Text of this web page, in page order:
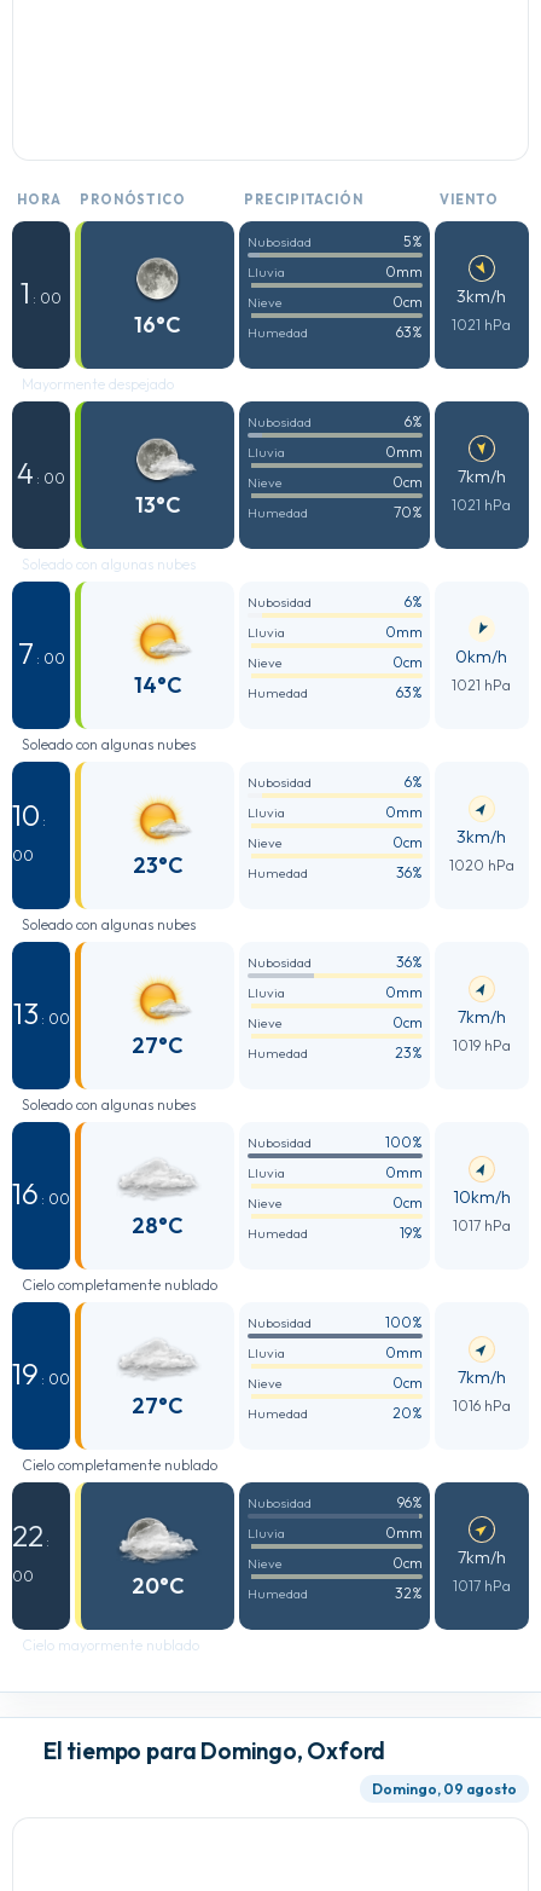
HORA PRONÓSTICO PRECIPITACIÓN VIENTO
1 : 00
16°C
Nubosidad 5%
Lluvia 0mm
Nieve 0cm
Humedad 63%
3km/h
1021 hPa
Mayormente despejado
4 : 00
13°C
Nubosidad 6%
Lluvia 0mm
Nieve 0cm
Humedad 70%
7km/h
1021 hPa
Soleado con algunas nubes
7 : 00
14°C
Nubosidad 6%
Lluvia 0mm
Nieve 0cm
Humedad 63%
0km/h
1021 hPa
Soleado con algunas nubes
10 :
00
23°C
Nubosidad 6%
Lluvia 0mm
Nieve 0cm
Humedad 36%
3km/h
1020 hPa
Soleado con algunas nubes
13 : 00
27°C
Nubosidad 36%
Lluvia 0mm
Nieve 0cm
Humedad 23%
7km/h
1019 hPa
Soleado con algunas nubes
16 : 00
28°C
Nubosidad 100%
Lluvia 0mm
Nieve 0cm
Humedad 19%
10km/h
1017 hPa
Cielo completamente nublado
19 : 00
27°C
Nubosidad 100%
Lluvia 0mm
Nieve 0cm
Humedad 20%
7km/h
1016 hPa
Cielo completamente nublado
22 :
00
20°C
Nubosidad 96%
Lluvia 0mm
Nieve 0cm
Humedad 32%
7km/h
1017 hPa
Cielo mayormente nublado
El tiempo para Domingo, Oxford
Domingo, 09 agosto